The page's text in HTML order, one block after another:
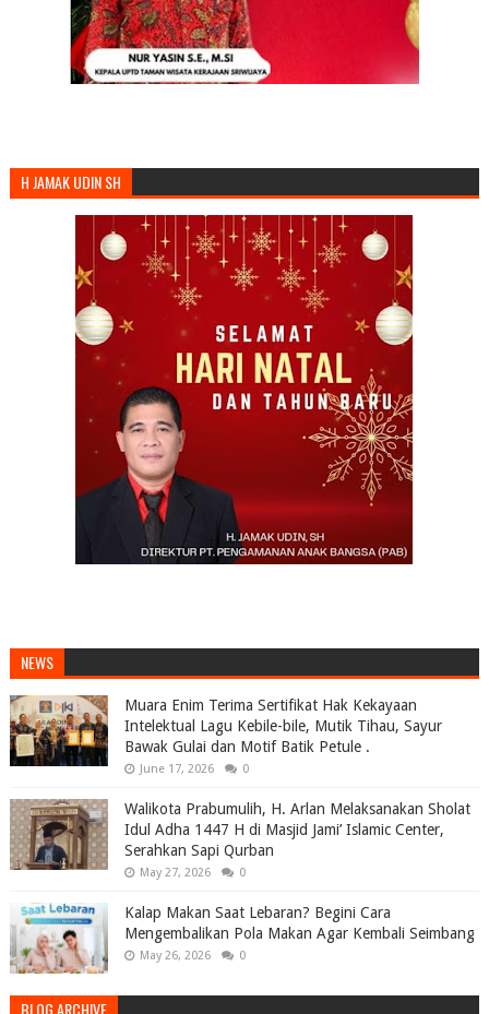
H JAMAK UDIN SH
NEWS
Muara Enim Terima Sertifikat Hak Kekayaan
Intelektual Lagu Kebile-bile, Mutik Tihau, Sayur
Bawak Gulai dan Motif Batik Petule .
June 17, 2026 0
Walikota Prabumulih, H. Arlan Melaksanakan Sholat
Idul Adha 1447 H di Masjid Jami’ Islamic Center,
Serahkan Sapi Qurban
May 27, 2026 0
Kalap Makan Saat Lebaran? Begini Cara
Mengembalikan Pola Makan Agar Kembali Seimbang
May 26, 2026 0
BLOG ARCHIVE